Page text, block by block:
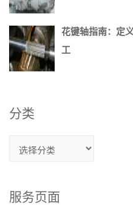
花键轴指南：定
工
分类
服务页面